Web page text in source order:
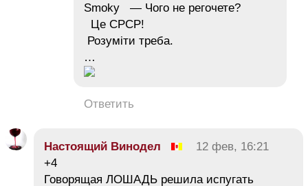
Smoky — Чого не регочете?
Це СРСР!
Розуміти треба.
…
Ответить
Настоящий Винодел
12 фев, 16:21
+4
Говорящая ЛОШАДЬ решила испугать